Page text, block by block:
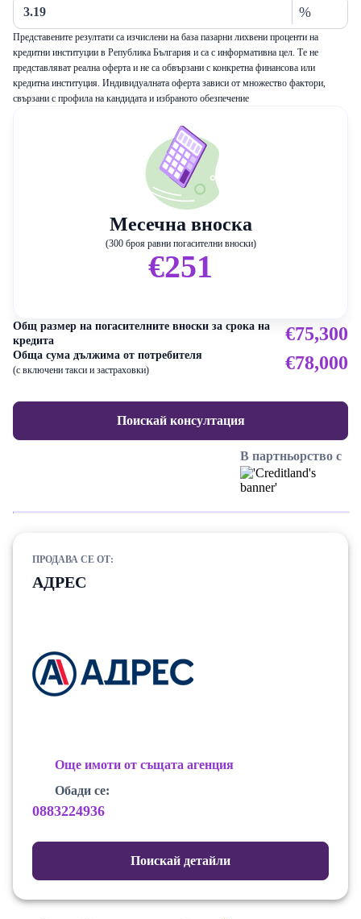
%
Представените резултати са изчислени на база пазарни лихвени проценти на
кредитни институции в Република България и са с информативна цел. Те не
представляват реална оферта и не са обвързани с конкретна финансова или
кредитна институция. Индивидуалната оферта зависи от множество фактори,
свързани с профила на кандидата и избраното обезпечение
Месечна вноска
(300 броя равни погасителни вноски)
€251
Общ размер на погасителните вноски за срока на
кредита
€75,300
Обща сума дължима от потребителя
(с включени такси и застраховки) €78,000
Поискай консултация
В партньорство с
ПРОДАВА СЕ ОТ:
АДРЕС
Още имоти от същата агенция
Обади се:
0883224936
Поискай детайли